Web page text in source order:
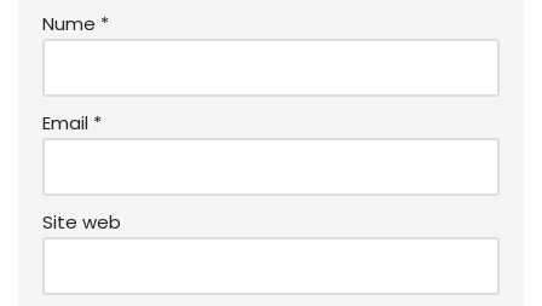
Nume *
Email *
Site web